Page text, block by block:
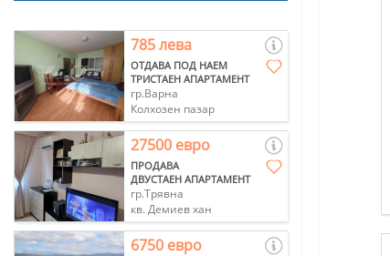
785 лева
ОТДАВА ПОД НАЕМ
ТРИСТАЕН АПАРТАМЕНТ
гр.Варна
Колхозен пазар
27500 евро
ПРОДАВА
ДВУСТАЕН АПАРТАМЕНТ
гр.Трявна
кв. Демиев хан
6750 евро